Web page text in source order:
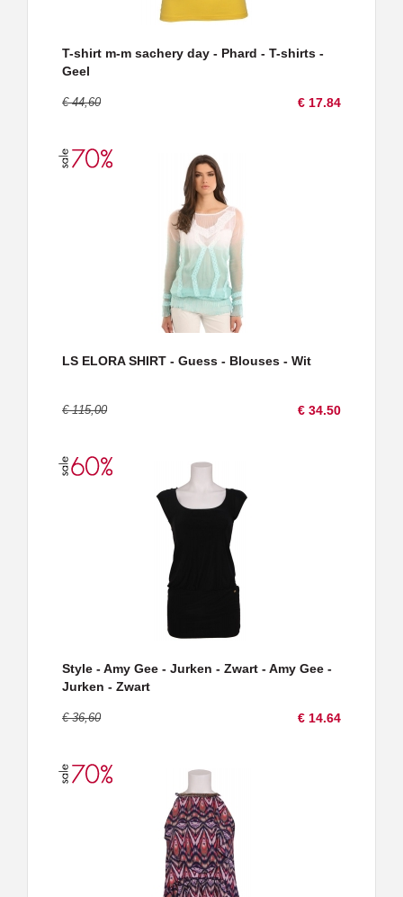
T-shirt m-m sachery day - Phard - T-shirts -
Geel
€ 44,60 € 17.84
LS ELORA SHIRT - Guess - Blouses - Wit
€ 115,00 € 34.50
Style - Amy Gee - Jurken - Zwart - Amy Gee -
Jurken - Zwart
€ 36,60 € 14.64